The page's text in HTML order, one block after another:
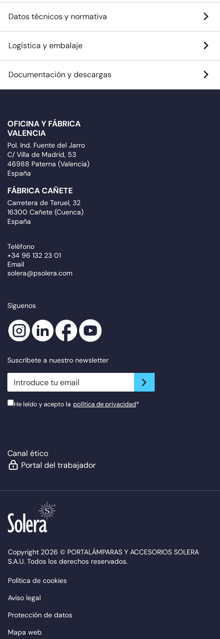
Datos técnicos y normativa
Logística y embalaje
Documentación y descargas
OFICINA Y FÁBRICA
VALENCIA
Pol. Ind. Fuente del Jarro
C/ Villa de Madrid, 53
46988 Paterna (Valencia)
España
FÁBRICA CAÑETE
Carretera de Teruel, 32
16300 Cañete (Cuenca)
España
Teléfono
+34 96 132 23 01
Email
solera@psolera.com
Síguenos
Suscríbete a nuestro newsletter
newsletter.suscribe
He leído y acepto la política de privacidad*
Canal ético
Portal del trabajador
Copyright 2026 © PORTALÁMPARAS Y ACCESORIOS SOLERA
S.A.U. Todos los derechos reservados.
Política de cookies
Aviso legal
Protección de datos
Mapa web